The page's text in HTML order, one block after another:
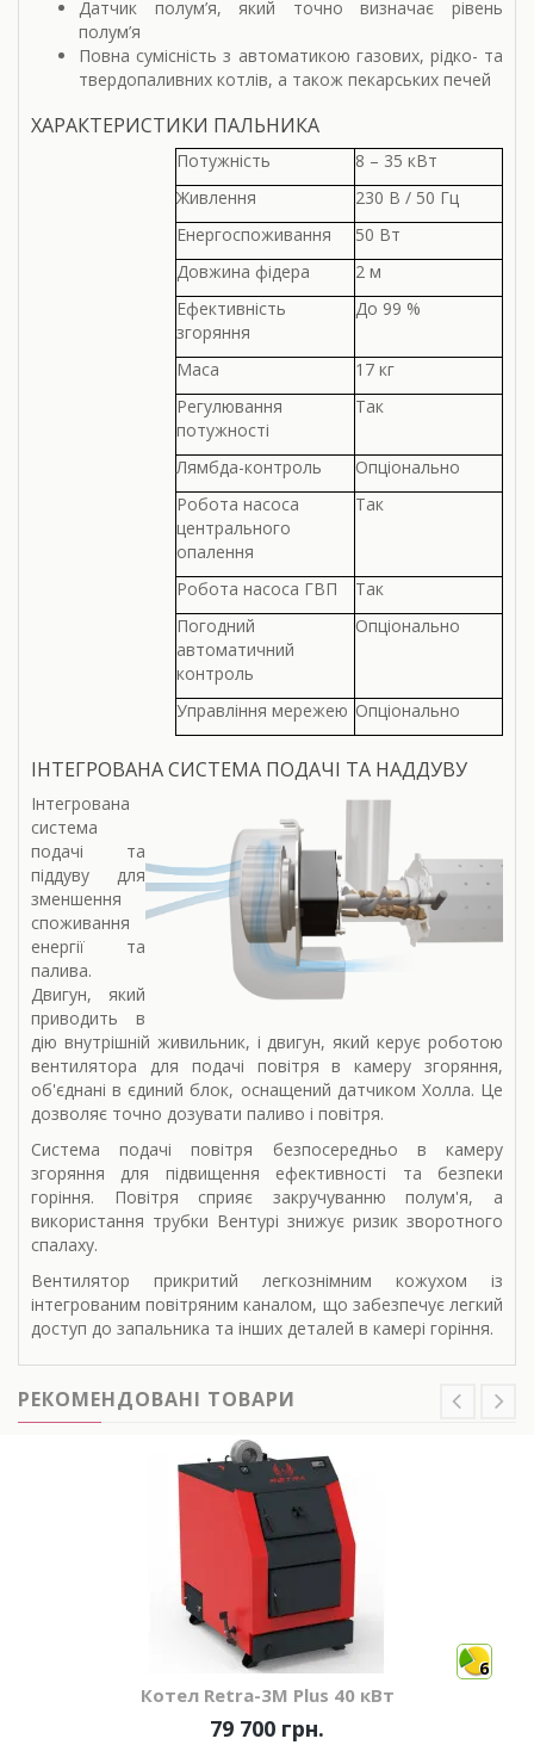
Датчик полум’я, який точно визначає рівень
полум’я
Повна сумісність з автоматикою газових, рідко- та
твердопаливних котлів, а також пекарських печей
ХАРАКТЕРИСТИКИ ПАЛЬНИКА
Потужність
8 – 35 кВт
Живлення
230 В / 50 Гц
Енергоспоживання
50 Вт
Довжина фідера
2 м
Ефективність
згоряння
До 99 %
Маса
17 кг
Регулювання
потужності
Так
Лямбда-контроль
Опціонально
Робота насоса
центрального
опалення
Так
Робота насоса ГВП
Так
Погодний
автоматичний
контроль
Опціонально
Управління мережею Опціонально
ІНТЕГРОВАНА СИСТЕМА ПОДАЧІ ТА НАДДУВУ
Інтегрована
система
подачі та
піддуву для
зменшення
споживання
енергії та
палива.
Двигун, який
приводить в
дію внутрішній живильник, і двигун, який керує роботою
вентилятора для подачі повітря в камеру згоряння,
об'єднані в єдиний блок, оснащений датчиком Холла. Це
дозволяє точно дозувати паливо і повітря.
Система подачі повітря безпосередньо в камеру
згоряння для підвищення ефективності та безпеки
горіння. Повітря сприяє закручуванню полум'я, а
використання трубки Вентурі знижує ризик зворотного
спалаху.
Вентилятор прикритий легкознімним кожухом із
інтегрованим повітряним каналом, що забезпечує легкий
доступ до запальника та інших деталей в камері горіння.
РЕКОМЕНДОВАНІ ТОВАРИ
6
Котел Retra-3М Plus 40 кВт
79 700 грн.